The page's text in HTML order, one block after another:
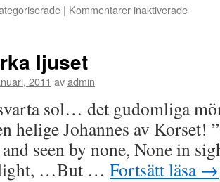
| Kommentarer inaktiveradeför
ljuset
2011 avadmin
sol… det gudomliga
helige Johannes av Korset!
seen by none, None in
…But … Fortsätt läsa →